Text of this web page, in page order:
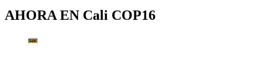
AHORA EN Cali COP16